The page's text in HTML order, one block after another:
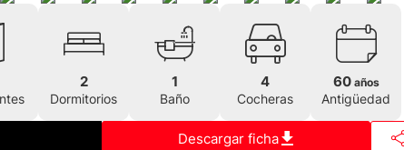
2
Dormitorios
1
Baño
4
Cocheras
60 años
Antigüedad
Descargar ficha